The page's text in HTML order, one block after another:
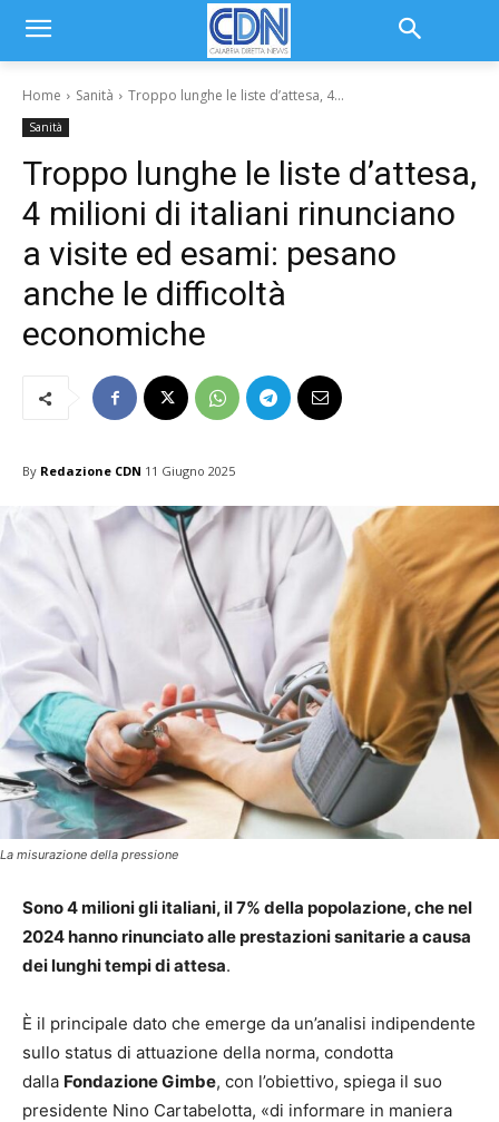
Home Sanità Troppo lunghe le liste d’attesa, 4...
Sanità
Troppo lunghe le liste d’attesa,
4 milioni di italiani rinunciano
a visite ed esami: pesano
anche le difficoltà
economiche
By Redazione CDN 11 Giugno 2025
La misurazione della pressione
Sono 4 milioni gli italiani, il 7% della popolazione, che nel
2024 hanno rinunciato alle prestazioni sanitarie a causa
dei lunghi tempi di attesa.
È il principale dato che emerge da un’analisi indipendente
sullo status di attuazione della norma, condotta
dalla Fondazione Gimbe, con l’obiettivo, spiega il suo
presidente Nino Cartabelotta, «di informare in maniera